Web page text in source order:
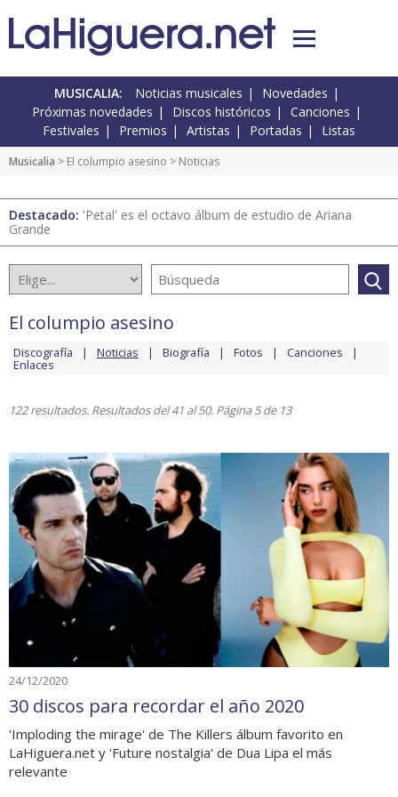
MUSICALIA: Noticias musicales
Novedades
Próximas novedades
Discos históricos
Canciones
Festivales
Premios Artistas Portadas Listas
Musicalia > El columpio asesino > Noticias
Destacado: 'Petal' es el octavo álbum de estudio de Ariana
Grande
El columpio asesino
Discografía Noticias Biografía Fotos Canciones
Enlaces
122 resultados. Resultados del 41 al 50. Página 5 de 13
24/12/2020
30 discos para recordar el año 2020
'Imploding the mirage' de The Killers álbum favorito en
LaHiguera.net y 'Future nostalgia' de Dua Lipa el más
relevante